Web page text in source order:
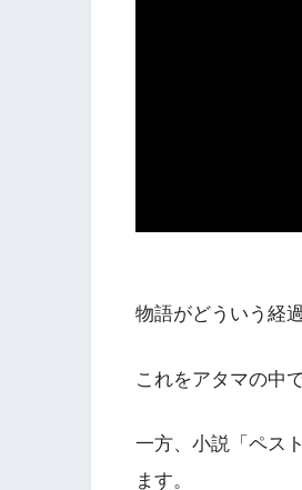
物語がどういう経
これをアタマの中
一方、小説「ペス
ます。